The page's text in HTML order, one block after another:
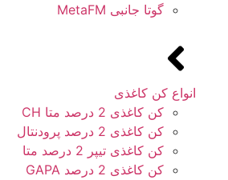
گوتا جانبی MetaFM
انواع کن کاغذی
کن کاغذی 2 درصد متا CH
کن کاغذی 2 درصد پرودنتال
کن کاغذی تیپر 2 درصد متا
کن کاغذی 2 درصد GAPA